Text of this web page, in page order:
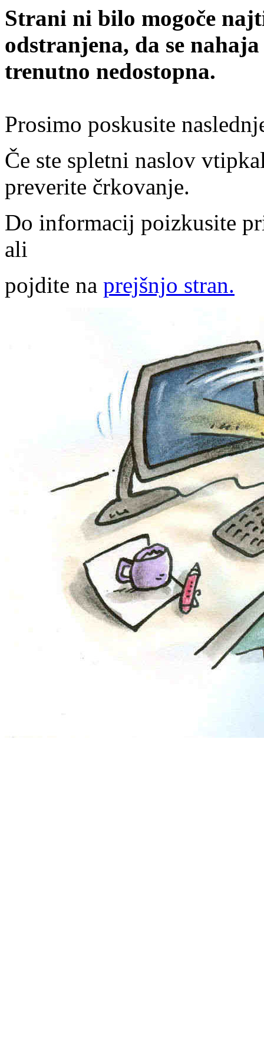
Strani ni bilo mogoče
odstranjena, da se
trenutno nedostopna.
Prosimo poskusite
Če ste spletni naslov
preverite črkovanje.
Do informacij poizkusite
ali
pojdite na prejšnjo stran.